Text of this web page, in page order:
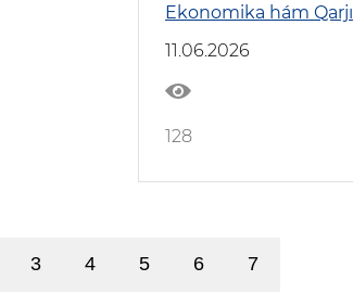
Ekonomika hám Qarjı
11.06.2026
128
3 4 5 6 7